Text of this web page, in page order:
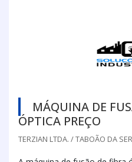
MÁQUINA DE
ÓPTICA PREÇO
TERZIAN LTDA. / TABOÃO DA